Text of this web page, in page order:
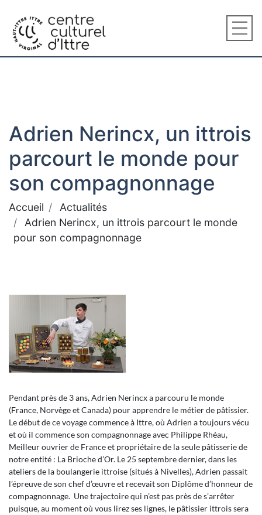
Adrien Nerincx, un ittrois
parcourt le monde pour
son compagnonnage
Accueil
Actualités
Adrien Nerincx, un ittrois parcourt le monde
pour son compagnonnage
Pendant près de 3 ans, Adrien Nerincx a parcouru le monde
(France, Norvège et Canada) pour apprendre le métier de pâtissier.
Le début de ce voyage commence à Ittre, où Adrien a toujours vécu
et où il commence son compagnonnage avec Philippe Rhéau,
Meilleur ouvrier de France et propriétaire de la seule pâtisserie de
notre entité : La Brioche d’Or. Le 25 septembre dernier, dans les
ateliers de la boulangerie ittroise (situés à Nivelles), Adrien passait
l’épreuve de son chef d’œuvre et recevait son Diplôme d’honneur de
compagnonnage. Une trajectoire qui n’est pas près de s’arrêter
puisque, au moment où vous lirez ses lignes, le pâtissier ittrois sera